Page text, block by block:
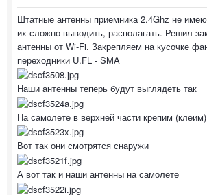
Штатные антенны приемника 2.4Ghz не
их сложно выводить, располагать. Решил
антенны от Wi-Fi. Закрепляем на кусочке
переходники U.FL - SMA
Наши антенны теперь будут выглядеть так
На самолете в верхней части крепим
Вот так они смотрятся снаружи
А вот так и наши антенны на самолете